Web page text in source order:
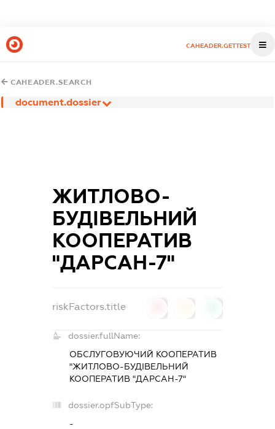
CAHEADER.GETTEST
CAHEADER.SEARCH
document.dossier
ЖИТЛОВО-
БУДІВЕЛЬНИЙ
КООПЕРАТИВ
"ДАРСАН-7"
riskFactors.title
dossier.fullName:
ОБСЛУГОВУЮЧИЙ КООПЕРАТИВ
"ЖИТЛОВО-БУДІВЕЛЬНИЙ
КООПЕРАТИВ "ДАРСАН-7"
dossier.opfSubType:
-